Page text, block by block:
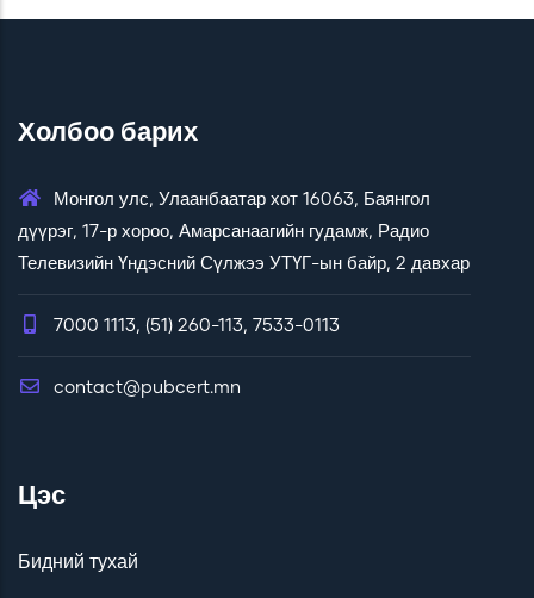
Холбоо барих
Монгол улс, Улаанбаатар хот 16063, Баянгол
дүүрэг, 17-р хороо, Амарсанаагийн гудамж, Радио
Телевизийн Үндэсний Сүлжээ УТҮГ-ын байр, 2 давхар
7000 1113, (51) 260-113, 7533-0113
contact@pubcert.mn
Цэс
Бидний тухай